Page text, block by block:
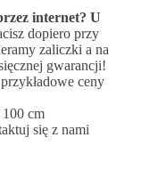
internet? U
dopiero przy
zaliczki a na
gwarancji!
ceny
cm
się z nami